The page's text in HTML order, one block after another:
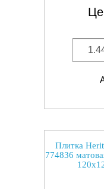
Плитка
774836